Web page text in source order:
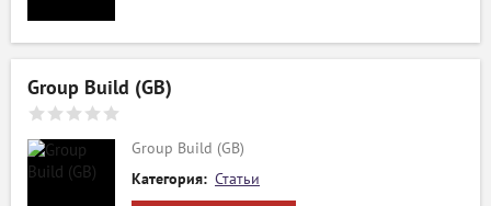
Group Build (GB)
Group Build (GB)
Категория: Статьи